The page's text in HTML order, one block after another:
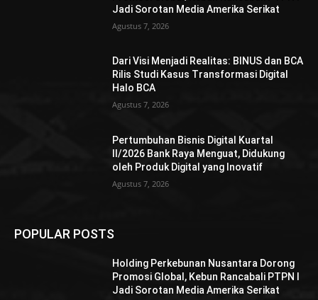
Jadi Sorotan Media Amerika Serikat
Agustus 7, 2026
Dari Visi Menjadi Realitas: BINUS dan BCA
Rilis Studi Kasus Transformasi Digital
Halo BCA
Agustus 7, 2026
Pertumbuhan Bisnis Digital Kuartal
II/2026 Bank Raya Menguat, Didukung
oleh Produk Digital yang Inovatif
Agustus 7, 2026
POPULAR POSTS
Holding Perkebunan Nusantara Dorong
Promosi Global, Kebun Rancabali PTPN I
Jadi Sorotan Media Amerika Serikat